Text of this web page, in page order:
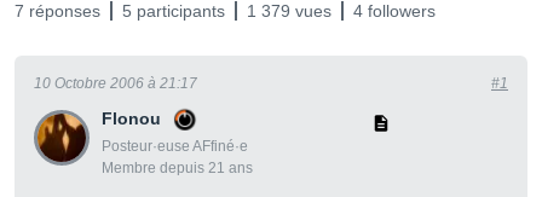
7 réponses 5 participants 1 379 vues 4 followers
Flonou
Posteur·euse AFfiné·e
Membre depuis 21 ans
10 Octobre 2006 à 21:17 #1